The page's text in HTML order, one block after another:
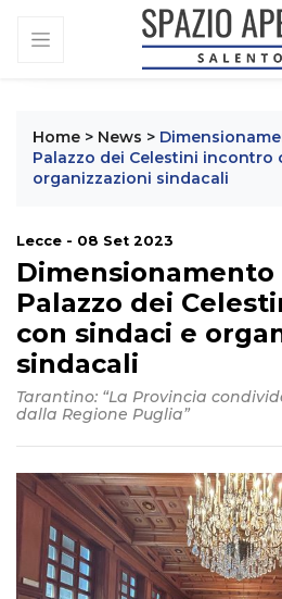
Home > News >
Palazzo dei Celestini incontro
organizzazioni sindacali
Lecce - 08 Set 2023
Dimensionamento
Palazzo dei
con sindaci e
sindacali
Tarantino: “La Provincia
dalla Regione Puglia”